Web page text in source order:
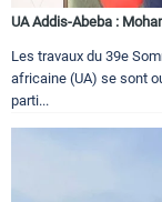
UA Addis-Abeba :
Les travaux du 39e
africaine (UA) se sont
parti...